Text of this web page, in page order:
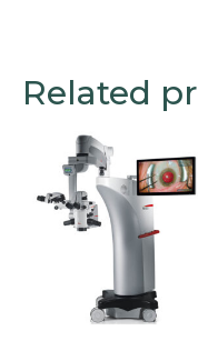
Related